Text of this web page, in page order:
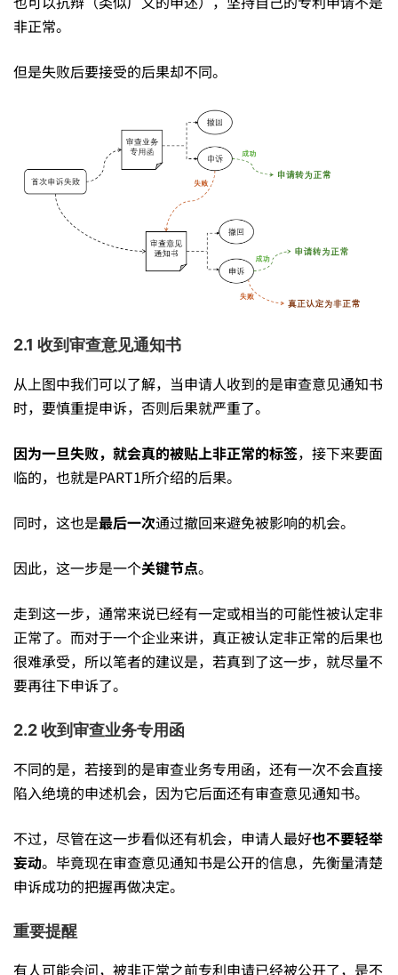
非正常。
但是失败后要接受的后果却不同。
2.1 收到审查意见通知书
从上图中我们可以了解，当申请人收到的是审查意见通知书
时，要慎重提申诉，否则后果就严重了。
因为一旦失败，就会真的被贴上非正常的标签，接下来要面
临的，也就是PART1所介绍的后果。
同时，这也是最后一次通过撤回来避免被影响的机会。
因此，这一步是一个关键节点。
走到这一步，通常来说已经有一定或相当的可能性被认定非
正常了。而对于一个企业来讲，真正被认定非正常的后果也
很难承受，所以笔者的建议是，若真到了这一步，就尽量不
要再往下申诉了。
2.2 收到审查业务专用函
不同的是，若接到的是审查业务专用函，还有一次不会直接
陷入绝境的申述机会，因为它后面还有审查意见通知书。
不过，尽管在这一步看似还有机会，申请人最好也不要轻举
妄动。毕竟现在审查意见通知书是公开的信息，先衡量清楚
申诉成功的把握再做决定。
重要提醒
有人可能会问，被非正常之前专利申请已经被公开了，是不